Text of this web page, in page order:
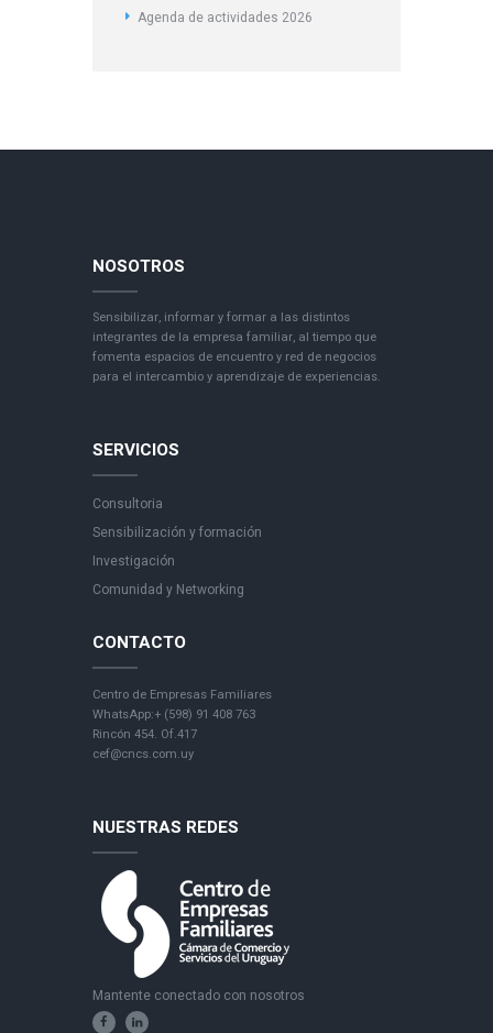
Agenda de actividades 2026
NOSOTROS
Sensibilizar, informar y formar a las distintos
integrantes de la empresa familiar, al tiempo que
fomenta espacios de encuentro y red de negocios
para el intercambio y aprendizaje de experiencias.
SERVICIOS
Consultoria
Sensibilización y formación
Investigación
Comunidad y Networking
CONTACTO
Centro de Empresas Familiares
WhatsApp:+ (598) 91 408 763
Rincón 454. Of.417
cef@cncs.com.uy
NUESTRAS REDES
Mantente conectado con nosotros